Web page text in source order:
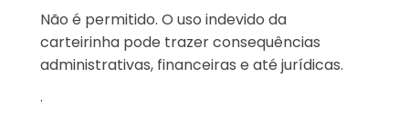
Não é permitido. O uso indevido da
carteirinha pode trazer consequências
administrativas, financeiras e até jurídicas.
.